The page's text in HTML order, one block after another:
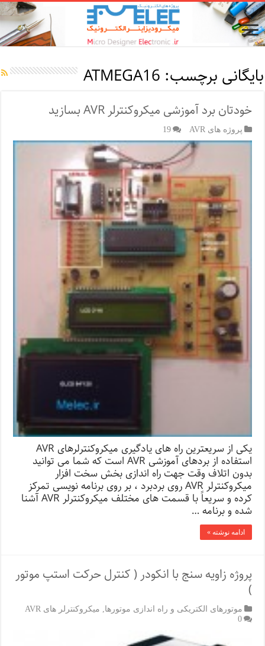
بایگانی برچسب: ATMEGA16
خودتان برد آموزشی میکروکنترلر AVR بسازید
پروژه های AVR 19
یکی از سریعترین راه های یادگیری میکروکنترلرهای AVR
استفاده از بردهای آموزشی AVR است که شما می توانید
بدون اتلاف وقت جهت راه اندازی بخش سخت افزار
میکروکنترلر AVR روی بردبرد ، بر روی برنامه نویسی تمرکز
کرده و سریعاً با قسمت های مختلف میکروکنترلر AVR آشنا
شده و برنامه …
ادامه نوشته »
پروژه زاویه سنج با انکودر ( کنترل حرکت استپ موتور
)
موتورهای الکتریکی و راه اندازی موتورها, میکروکنترلر های AVR
0